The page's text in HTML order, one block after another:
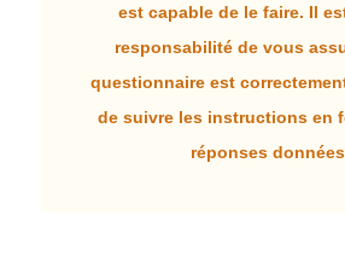
est capable de le faire. Il
responsabilité de vous
questionnaire est
de suivre les instructions en
réponses